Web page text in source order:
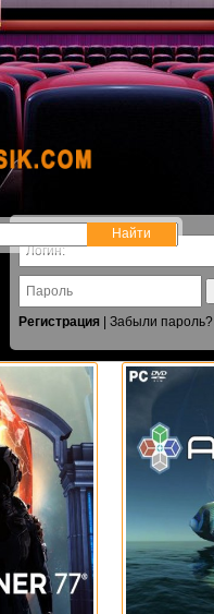
Регистрация
Забыли пароль?